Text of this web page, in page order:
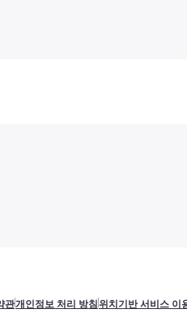
관개인정보 처리 방침위치기반 서비스 이